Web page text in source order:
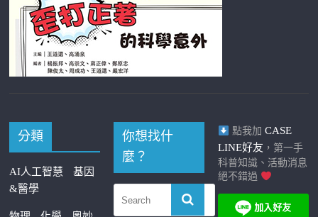
分類
AI人工智慧
基因
&醫學
你想找什
麼？
點我加 CASE
LINE好友 ，第一手
科普知識、活動消息
絕不錯過